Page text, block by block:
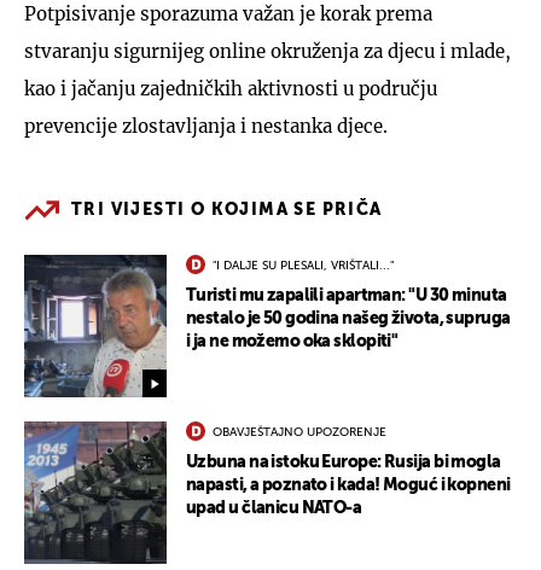
Potpisivanje sporazuma važan je korak prema
stvaranju sigurnijeg online okruženja za djecu i mlade,
kao i jačanju zajedničkih aktivnosti u području
prevencije zlostavljanja i nestanka djece.
TRI VIJESTI O KOJIMA SE PRIČA
"I DALJE SU PLESALI, VRIŠTALI..."
Turisti mu zapalili apartman: "U 30 minuta
nestalo je 50 godina našeg života, supruga
i ja ne možemo oka sklopiti"
OBAVJEŠTAJNO UPOZORENJE
Uzbuna na istoku Europe: Rusija bi mogla
napasti, a poznato i kada! Moguć i kopneni
upad u članicu NATO-a